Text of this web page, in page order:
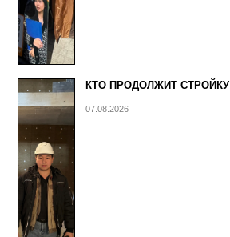
КТО ПРОДОЛЖИТ СТРОЙКУ
07.08.2026